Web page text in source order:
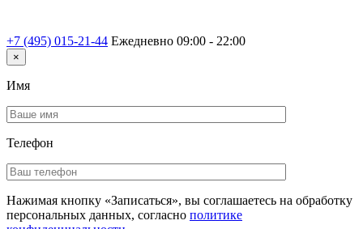
+7 (495) 015-21-44 Ежедневно 09:00 - 22:00
×
Имя
Телефон
Нажимая кнопку «Записаться», вы соглашаетесь на обработку
персональных данных, согласно политике